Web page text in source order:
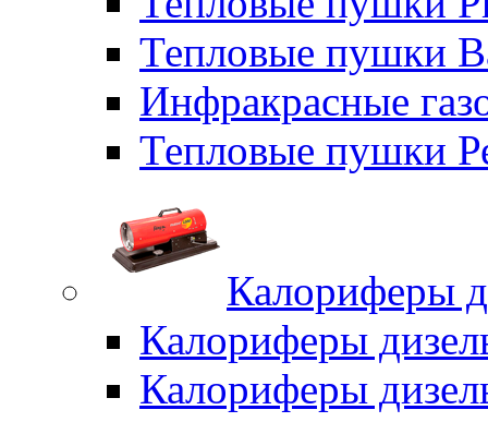
Тепловые пушки
Инфракрасные
Тепловые пушки
Калориферы
Калориферы
Калориферы